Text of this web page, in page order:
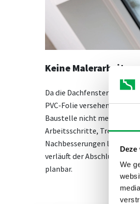
We
Keine Malerarbeiten
Da die
PVC-Folie versehen ist, ist
Baustelle nicht mehr
Arbeitsschritte,
Nachbesserungen lassen
verläuft der Abschluss
planbar.